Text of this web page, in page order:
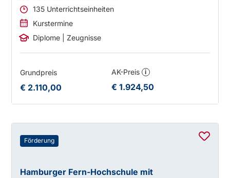
135 Unterrichtseinheiten
Kurstermine
Diplome | Zeugnisse
Grundpreis
€ 2.110,00
AK-Preis i
€ 1.924,50
Förderung
Hamburger Fern-Hochschule mit